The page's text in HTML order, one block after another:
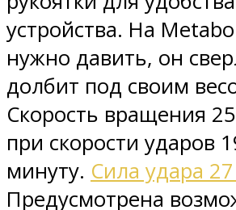
устройства. На
нужно давить, он
долбит под своим
Скорость вращения
при скорости ударов
минуту. Сила удара
Предусмотрена